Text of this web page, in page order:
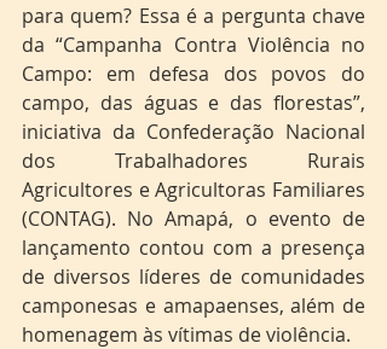
para quem? Essa é a pergunta chave
da “Campanha Contra Violência no
Campo: em defesa dos povos do
campo, das águas e das florestas”,
iniciativa da Confederação Nacional
dos Trabalhadores Rurais
Agricultores e Agricultoras Familiares
(CONTAG). No Amapá, o evento de
lançamento contou com a presença
de diversos líderes de comunidades
camponesas e amapaenses, além de
homenagem às vítimas de violência.